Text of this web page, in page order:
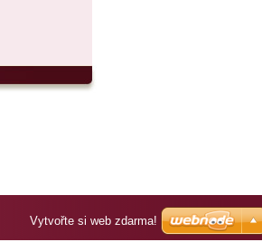
Vytvořte si web zdarma!